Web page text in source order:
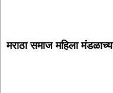
मराठा समाज महिला